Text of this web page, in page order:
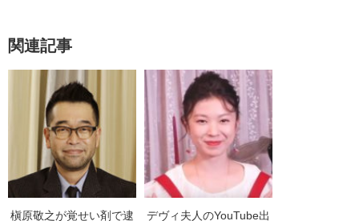
関連記事
槇原敬之が覚せい剤で逮
デヴィ夫人のYouTube出